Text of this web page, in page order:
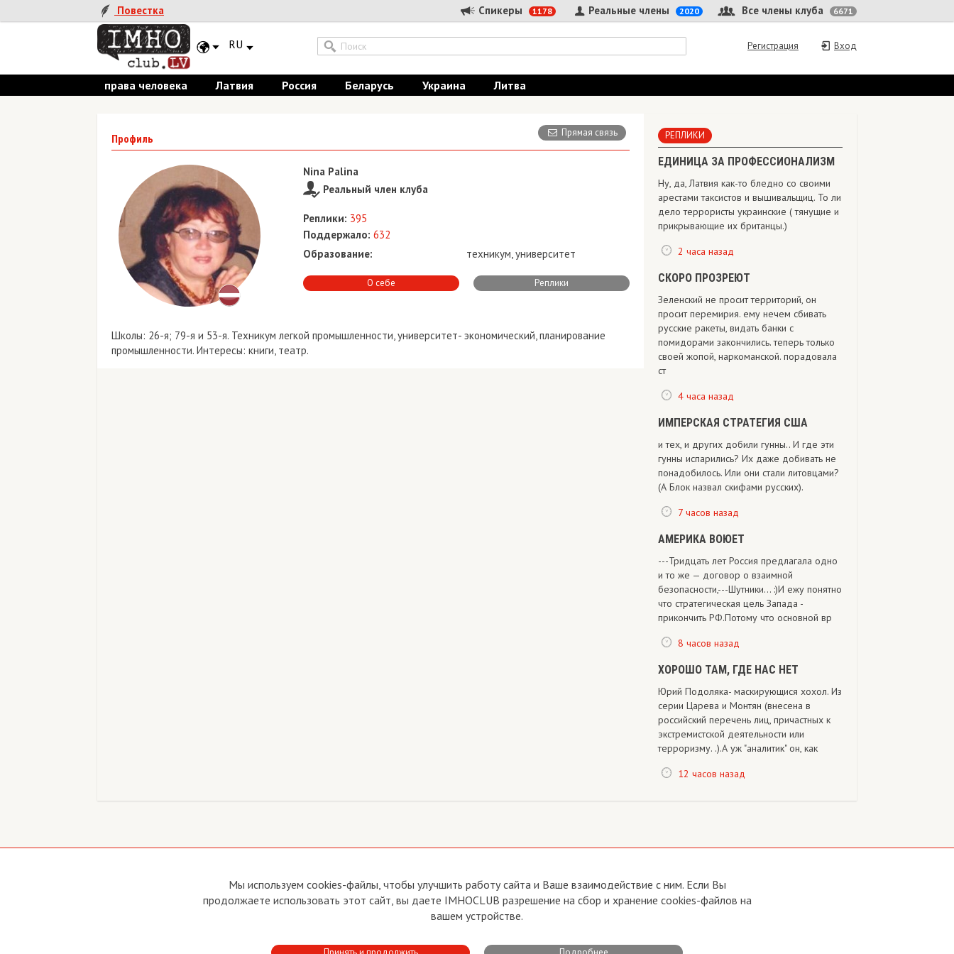
Повестка Спикеры 1178 Все члены клуба 6671
Реальные члены 2020
RU Вход
Регистрация
права человека Латвия Россия Беларусь Украина Литва
Профиль
Прямая связь
Nina Palina
Реальный член клуба
Реплики: 395
Поддержало: 632
Образование:
техникум, университет
О себе Реплики
Школы: 26-я; 79-я и 53-я. Техникум легкой промышленности, университет- экономический, планирование
промышленности. Интересы: книги, театр.
РЕПЛИКИ
ЕДИНИЦА ЗА ПРОФЕССИОНАЛИЗМ
Ну, да, Латвия как-то бледно со своими
арестами таксистов и вышивальщиц. То ли
дело террористы украинские ( тянущие и
прикрывающие их британцы.)
2 часа назад
СКОРО ПРОЗРЕЮТ
Зеленский не просит территорий, он
просит перемирия. ему нечем сбивать
русские ракеты, видать банки с
помидорами закончились. теперь только
своей жопой, наркоманской. порадовала
ст
4 часа назад
ИМПЕРСКАЯ СТРАТЕГИЯ США
и тех, и других добили гунны.. И где эти
гунны испарились? Их даже добивать не
понадобилось. Или они стали литовцами?
(А Блок назвал скифами русских).
7 часов назад
АМЕРИКА ВОЮЕТ
---Тридцать лет Россия предлагала одно
и то же — договор о взаимной
безопасности,---Шутники... :)И ежу понятно
что стратегическая цель Запада -
прикончить РФ.Потому что основной вр
8 часов назад
ХОРОШО ТАМ, ГДЕ НАС НЕТ
Юрий Подоляка- маскирующися хохол. Из
серии Царева и Монтян (внесена в
российский перечень лиц, причастных к
экстремистской деятельности или
терроризму. .).А уж "аналитик" он, как
12 часов назад
Устав
Прямая связь c членами клуба
Реклама
Мы используем cookies-файлы, чтобы улучшить работу сайта и Ваше взаимодействие с ним. Если Вы
продолжаете использовать этот сайт, вы даете IMHOCLUB разрешение на сбор и хранение cookies-файлов на
вашем устройстве.